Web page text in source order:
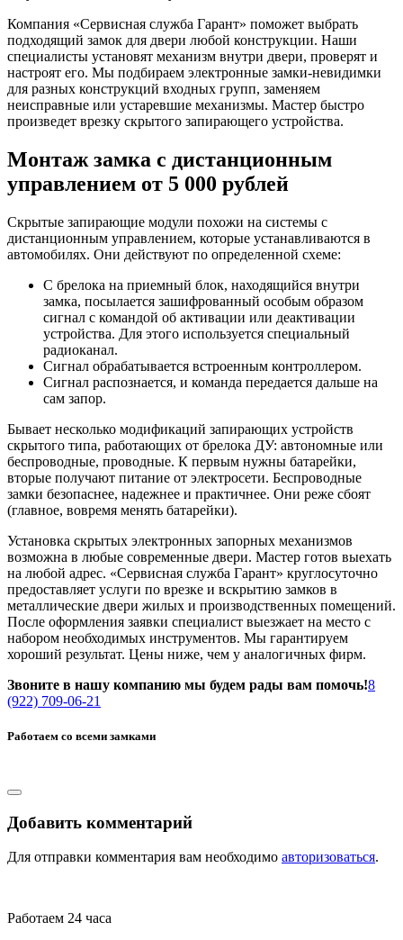
Компания «Сервисная служба Гарант» поможет выбрать
подходящий замок для двери любой конструкции. Наши
специалисты установят механизм внутри двери, проверят и
настроят его. Мы подбираем электронные замки-невидимки
для разных конструкций входных групп, заменяем
неисправные или устаревшие механизмы. Мастер быстро
произведет врезку скрытого запирающего устройства.
Монтаж замка с дистанционным
управлением от 5 000 рублей
Скрытые запирающие модули похожи на системы с
дистанционным управлением, которые устанавливаются в
автомобилях. Они действуют по определенной схеме:
С брелока на приемный блок, находящийся внутри
замка, посылается зашифрованный особым образом
сигнал с командой об активации или деактивации
устройства. Для этого используется специальный
радиоканал.
Сигнал обрабатывается встроенным контроллером.
Сигнал распознается, и команда передается дальше на
сам запор.
Бывает несколько модификаций запирающих устройств
скрытого типа, работающих от брелока ДУ: автономные или
беспроводные, проводные. К первым нужны батарейки,
вторые получают питание от электросети. Беспроводные
замки безопаснее, надежнее и практичнее. Они реже сбоят
(главное, вовремя менять батарейки).
Установка скрытых электронных запорных механизмов
возможна в любые современные двери. Мастер готов выехать
на любой адрес. «Сервисная служба Гарант» круглосуточно
предоставляет услуги по врезке и вскрытию замков в
металлические двери жилых и производственных помещений.
После оформления заявки специалист выезжает на место с
набором необходимых инструментов. Мы гарантируем
хороший результат. Цены ниже, чем у аналогичных фирм.
Звоните в нашу компанию мы будем рады вам помочь!8
(922) 709-06-21
Работаем со всеми замками
Добавить комментарий
Для отправки комментария вам необходимо авторизоваться.
Работаем 24 часа